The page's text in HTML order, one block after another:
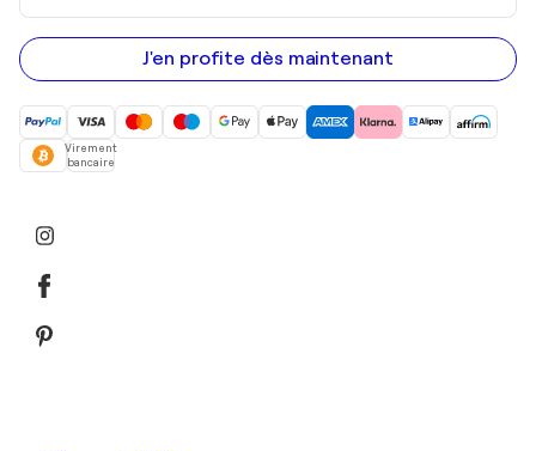
adresse
e-
mail
J'en profite dès maintenant
Virement
bancaire